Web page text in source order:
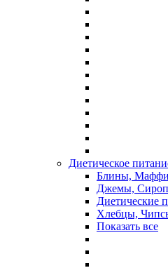
Диетическое
Блины,
Джемы,
Диетические
Хлебцы,
Показать все